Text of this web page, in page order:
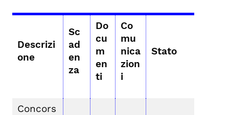
Descrizi
one
Sc
ad
en
za
Do
cu
m
en
ti
Co
mu
nica
zion
i
Stato
Concors